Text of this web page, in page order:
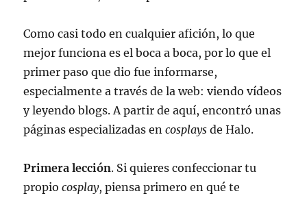
Como casi todo en cualquier afición, lo que
mejor funciona es el boca a boca, por lo que el
primer paso que dio fue informarse,
especialmente a través de la web: viendo vídeos
y leyendo blogs. A partir de aquí, encontró unas
páginas especializadas encosplays de Halo.
Primera lección. Si quieres confeccionar tu
propiocosplay, piensa primero en qué te